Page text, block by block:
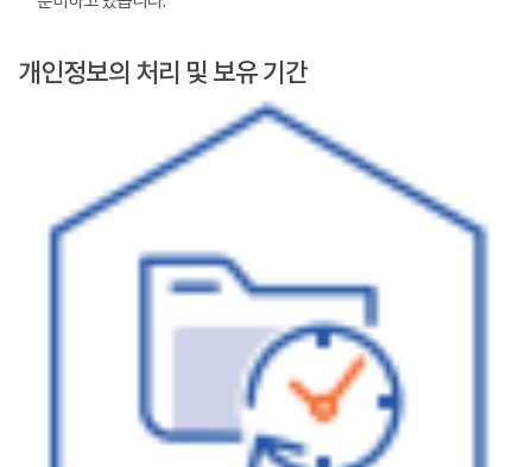
개인정보의 처리 및 보유 기간